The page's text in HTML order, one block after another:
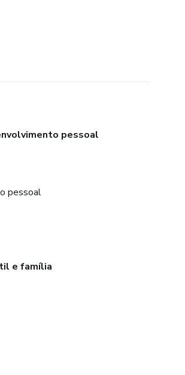
pessoal
pessoal
e família